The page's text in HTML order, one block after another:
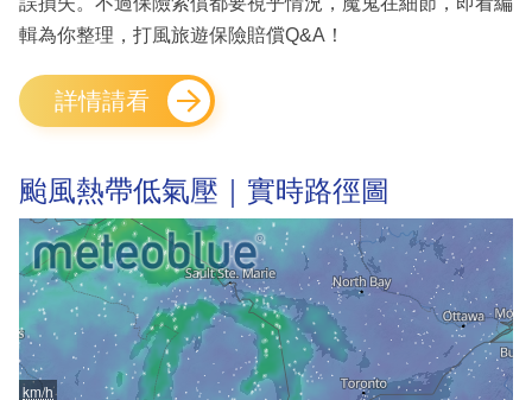
輯為你整理，打風旅遊保險賠償Q&A！
詳情請看
颱風熱帶低氣壓｜實時路徑圖